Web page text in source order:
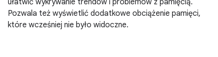
Pozwala też wyświetlić dodatkowe obciążenie pamięci,
które wcześniej nie było widoczne.